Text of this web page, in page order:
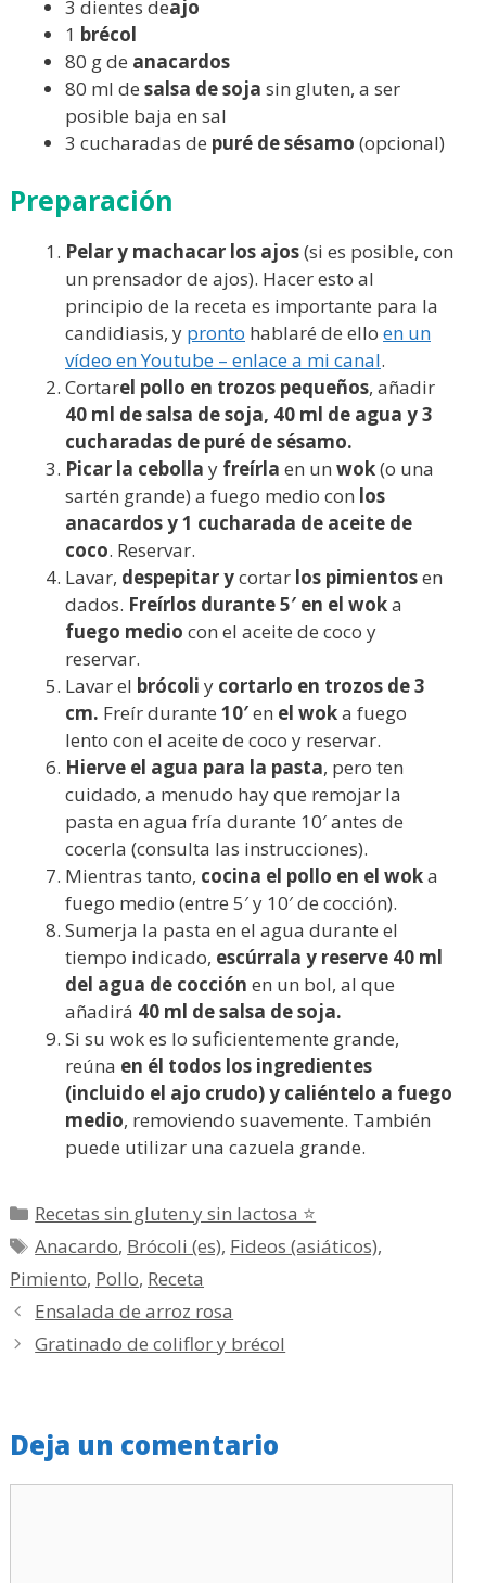
3 dientes deajo
1 brécol
80 g de anacardos
80 ml de salsa de soja sin gluten, a ser
posible baja en sal
3 cucharadas de puré de sésamo (opcional)
Preparación
Pelar y machacar los ajos(si es posible, con
un prensador de ajos). Hacer esto al
principio de la receta es importante para la
candidiasis, y pronto hablaré de ello en un
vídeo en Youtube – enlace a mi canal.
Cortarel pollo en trozos pequeños, añadir
40 ml de salsa de soja, 40 ml de agua y 3
cucharadas de puré de sésamo.
Picar la cebolla y freírla en un wok(o una
sartén grande) a fuego medio con los
anacardos y 1 cucharada de aceite de
coco. Reservar.
Lavar, despepitar ycortar los pimientosen
dados. Freírlos durante 5′ en el woka
fuego medio con el aceite de coco y
reservar.
Lavar el brócoli y cortarlo en trozos de 3
cm. Freír durante 10′en el woka fuego
lento con el aceite de coco y reservar.
Hierve el agua para la pasta, pero ten
cuidado, a menudo hay que remojar la
pasta en agua fría durante 10′ antes de
cocerla (consulta las instrucciones).
Mientras tanto, cocina el pollo en el woka
fuego medio (entre 5′ y 10′ de cocción).
Sumerja la pasta en el agua durante el
tiempo indicado, escúrrala y reserve 40 ml
del agua de cocción en un bol, al que
añadirá 40 ml de salsa de soja.
Si su wok es lo suficientemente grande,
reúna en él todos los ingredientes
(incluido el ajo crudo) y caliéntelo a fuego
medio, removiendo suavemente. También
puede utilizar una cazuela grande.
Categorías
Recetas sin gluten y sin lactosa ⭐
Etiquetas
Anacardo, Brócoli (es), Fideos (asiáticos),
Pimiento, Pollo, Receta
Ensalada de arroz rosa
Gratinado de coliflor y brécol
Deja un comentario